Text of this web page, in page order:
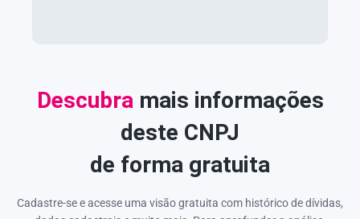
Descubra mais informações
deste CNPJ
de forma gratuita
Cadastre-se e acesse uma visão gratuita com histórico de dívidas,